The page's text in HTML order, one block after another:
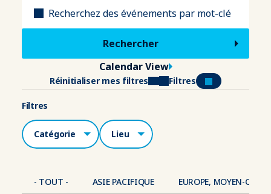
Calendar View
Réinitialiser mes filtres Filtres
Filtres
Catégories Lieu
- TOUT - ASIE PACIFIQUE EUROPE, MOYEN-